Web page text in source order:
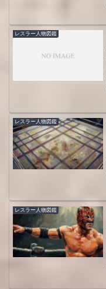
レスラー人物図鑑
レスラー人物図鑑
レスラー人物図鑑